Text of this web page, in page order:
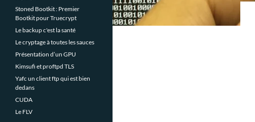
Stoned Bootkit : Premier
Bootkit pour Truecrypt
Le backup c'est la santé
Le cryptage à toutes les sauces
Présentation d’un GPU
Kimsufi et proftpd TLS
Yafc un client ftp qui est bien
dedans
CUDA
Le FLV